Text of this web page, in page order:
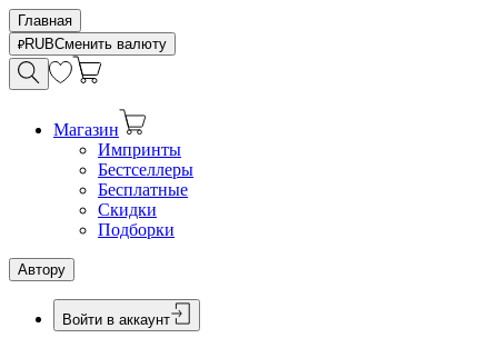
Главная
RUBСменить валюту
Магазин
Импринты
Бестселлеры
Бесплатные
Скидки
Подборки
Автору
Войти в аккаунт